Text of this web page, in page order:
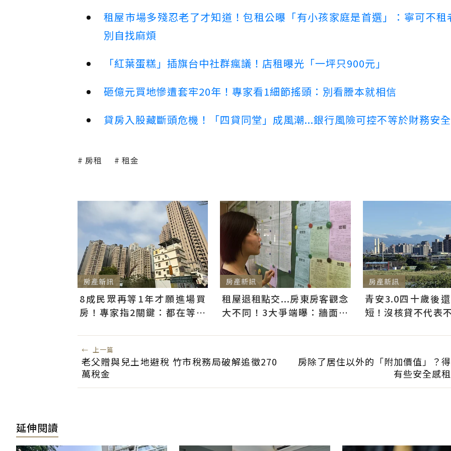
租屋市場多殘忍老了才知道！包租公曝「有小孩家庭是首選」：寧可不租
別自找麻煩
「紅葉蛋糕」插旗台中社群瘋議！店租曝光「一坪只900元」
砸億元買地慘遭套牢20年！專家看1細節搖頭：別看謄本就相信
貸房入股藏斷頭危機！「四貸同堂」成風潮...銀行風險可控不等於財務安全
房租 租金
房產新訊
8成民眾再等1年才願進場買
房！專家指2關鍵：都在等大
房產新訊
租屋退租點交...房東房客觀念
大不同！3大爭端曝：牆面油
房產新訊
青安3.0四十歲後
短！沒核貸不代表
← 上一篇
老父贈與兒土地避稅 竹市稅務局破解追徵270
萬稅金
房除了居住以外的「附加價值」？
有些安全感
延伸閱讀